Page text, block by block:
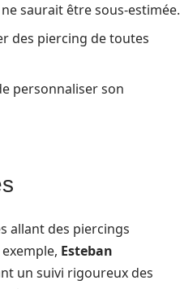
saurait être sous-estimée.
des piercing de toutes
personnaliser son
allant des piercings
Esteban
un suivi rigoureux des